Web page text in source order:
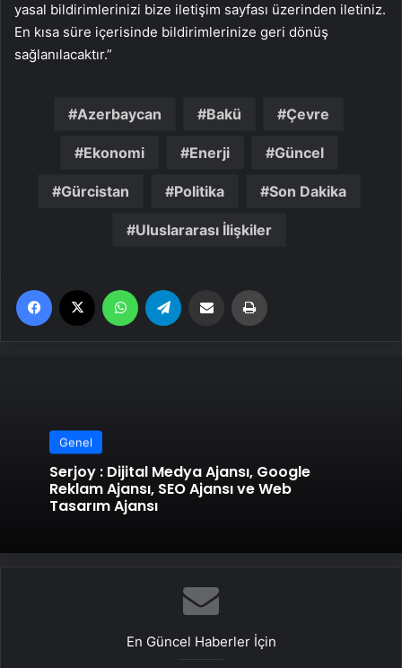
yasal bildirimlerinizi bize iletişim sayfası üzerinden iletiniz.
En kısa süre içerisinde bildirimlerinize geri dönüş
sağlanılacaktır.”
Azerbaycan Bakü Çevre
Ekonomi Enerji Güncel
Gürcistan Politika Son Dakika
Uluslararası İlişkiler
Facebook WhatsApp Email'den paylaş
Genel
Serjoy : Dijital Medya Ajansı, Google
Reklam Ajansı, SEO Ajansı ve Web
Tasarım Ajansı
En Güncel Haberler İçin